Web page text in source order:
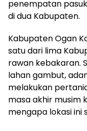
penempatan
di dua Kabupaten.
Kabupaten Ogan
satu dari lima
rawan kebakaran.
lahan gambut,
melakukan
masa akhir musim
mengapa lokasi ini